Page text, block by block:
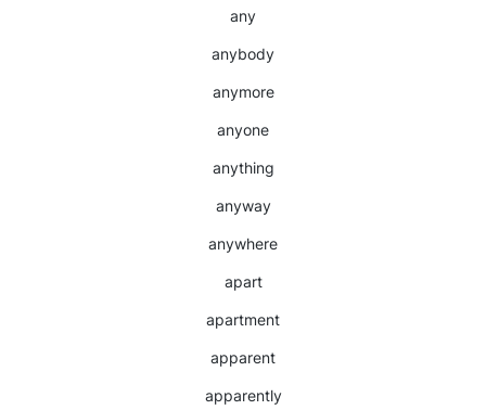
any
anybody
anymore
anyone
anything
anyway
anywhere
apart
apartment
apparent
apparently